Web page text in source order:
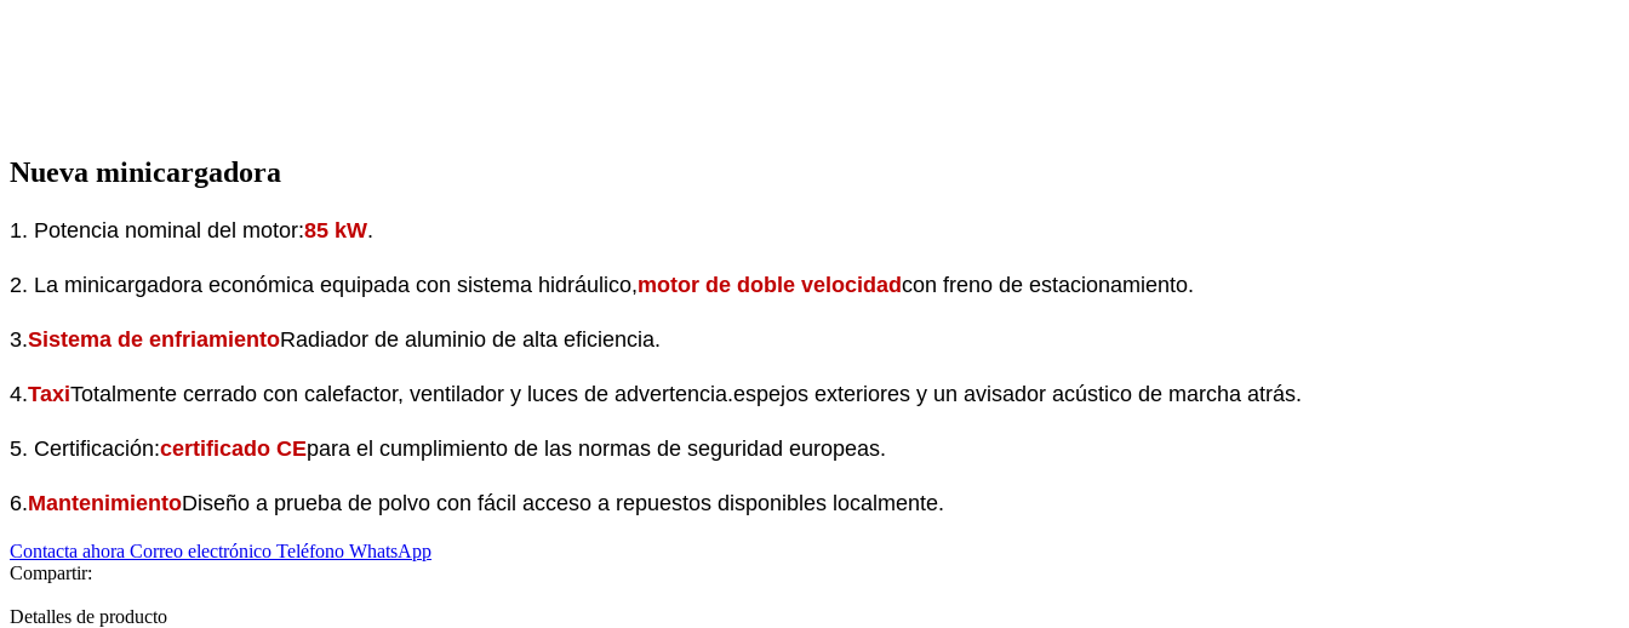
Nueva minicargadora
1. Potencia nominal del motor:85 kW.
2. La minicargadora económica equipada con sistema hidráulico,motor de doble velocidadcon freno de estacionamiento.
3.Sistema de enfriamientoRadiador de aluminio de alta eficiencia.
4.TaxiTotalmente cerrado con calefactor, ventilador y luces de advertencia.espejos exteriores y un avisador acústico de marcha atrás.
5. Certificación:certificado CEpara el cumplimiento de las normas de seguridad europeas.
6.MantenimientoDiseño a prueba de polvo con fácil acceso a repuestos disponibles localmente.
Contacta ahora Correo electrónico Teléfono WhatsApp
Compartir:
Detalles de producto